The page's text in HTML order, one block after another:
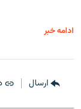
ادامه خبر
ارسال